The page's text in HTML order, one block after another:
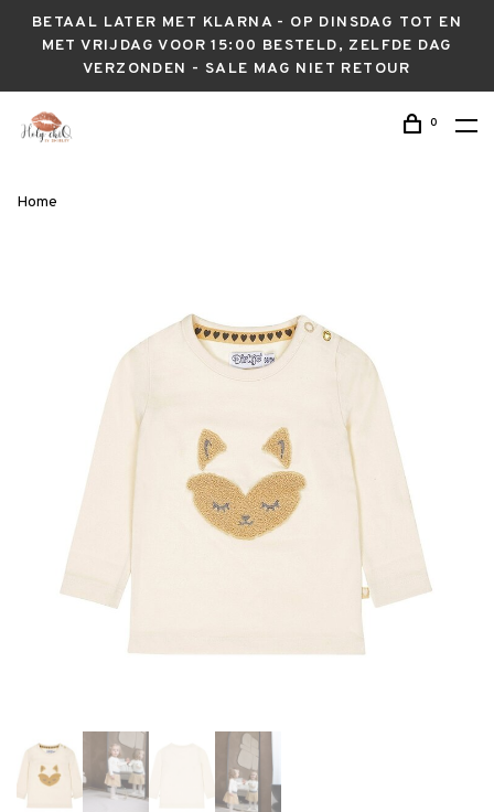
BETAAL LATER MET KLARNA - OP DINSDAG TOT EN
MET VRIJDAG VOOR 15:00 BESTELD, ZELFDE DAG
VERZONDEN - SALE MAG NIET RETOUR
0
Home